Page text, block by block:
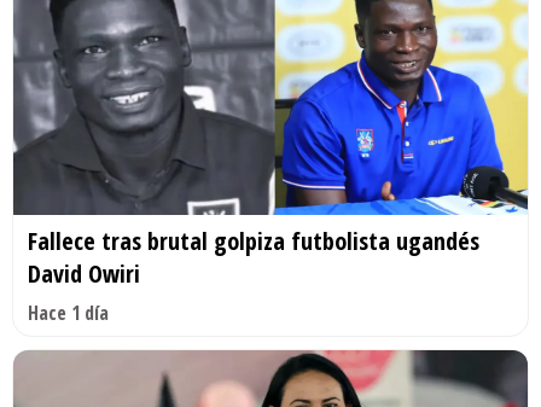
Fallece tras brutal golpiza futbolista ugandés
David Owiri
Hace 1 día